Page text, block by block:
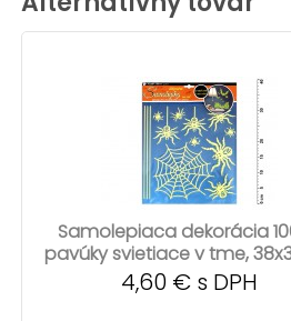
Samolepiaca dekorácia
pavúky svietiace v tme,
4,60 € s DPH